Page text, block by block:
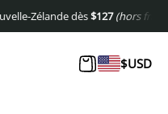
dès$127(hors frais de port).
$USD